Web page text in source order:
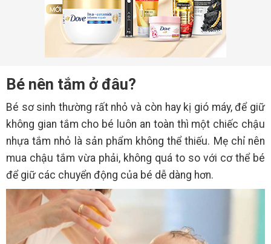
Bé nên tắm ở đâu?
Bé sơ sinh thường rất nhỏ và còn hay kị gió máy, để giữ
không gian tắm cho bé luôn an toàn thì một chiếc chậu
nhựa tắm nhỏ là sản phẩm không thể thiếu. Mẹ chỉ nên
mua chậu tắm vừa phải, không quá to so với cơ thể bé
để giữ các chuyển động của bé dễ dàng hơn.